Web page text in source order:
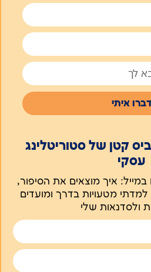
דברו איתי
קטן של סטוריטלינג
עסקי
במייל: איך מוצאים את הסיפור,
מטעויות בדרך ומועדים
ולסדנאות שלי